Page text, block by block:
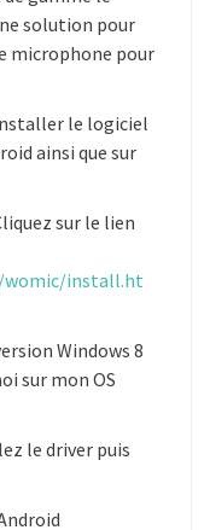
solution pour
microphone pour
le logiciel
ainsi que sur
sur le lien
womic/install.ht
Windows 8
sur mon OS
le driver puis